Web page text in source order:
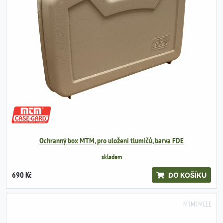
Ochranný box MTM, pro uložení tlumičů, barva FDE
skladem
690 Kč DO KOŠÍKU
MTMTMCLE